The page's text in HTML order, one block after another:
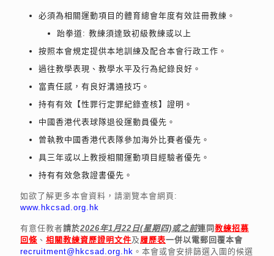
必須為相關運動項目的體育總會年度有效註冊教練。
跆拳道: 教練須達致初級教練或以上
按照本會規定提供本地訓練及配合本會行政工作。
過往教學表現、教學水平及行為紀錄良好。
富責任感，有良好溝通技巧。
持有有效【性罪行定罪紀錄查核】證明。
中國香港代表球隊退役運動員優先。
曾執教中國香港代表隊參加海外比賽者優先。
具三年或以上教授相關運動項目經驗者優先。
持有有效急救證書優先。
如欲了解更多本會資料，請瀏覽本會網頁:
www.hkcsad.org.hk
有意任教者請於2026年1月22日(星期四)或之前連同 教練招募
回條 、 相關教練資歷證明文件及 履歷表一併以電郵回覆本會
recruitment@hkcsad.org.hk 。本會或會安排篩選入圍的候選